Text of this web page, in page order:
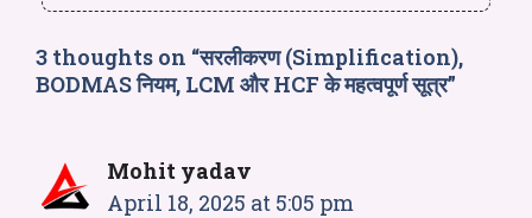
3 thoughts on “सरलीकरण (Simplification),
BODMAS नियम, LCM और HCF के महत्वपूर्ण सूत्र”
Mohit yadav
April 18, 2025 at 5:05 pm